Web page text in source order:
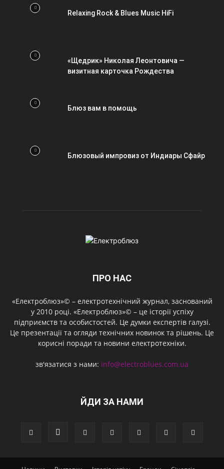
Relaxing Rock & Blues Music HiFi
«Щедрик» Николая Леонтовича —
визитная карточка Рождества
Блюз вам в помощь
Блюзовый импровиз от Индиары Сфайр
ПРО НАС
«Електроблюз»© – електротехнічний журнал, заснований
у 2010 році. «Електроблюз»© – це історії успіху
підприємств та особистостей. Це думки експертів галузі.
Це презентації та огляди технічних новинок та рішень. Це
корисні поради та новини електротехніки.
зв'язатися з нами: info@electroblues.com.ua
ЙДИ ЗА НАМИ